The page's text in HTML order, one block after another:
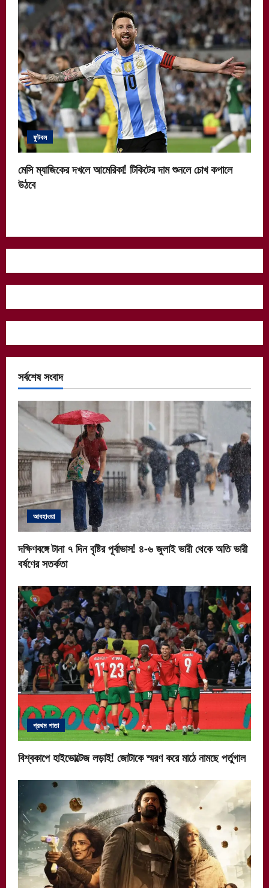
ফুটবল
মেসি ম্যাজিকের দখলে আমেরিকা! টিকিটের দাম শুনলে চোখ কপালে
উঠবে
সর্বশেষ সংবাদ
আবহাওয়া
দক্ষিণবঙ্গে টানা ৭ দিন বৃষ্টির পূর্বাভাস! ৪-৬ জুলাই ভারী থেকে অতি ভারী
বর্ষণের সতর্কতা
প্রথম পাতা
বিশ্বকাপে হাইভোল্টেজ লড়াই! জোটাকে স্মরণ করে মাঠে নামছে পর্তুগাল